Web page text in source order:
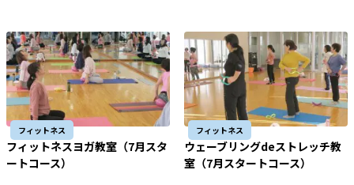
フィットネス
フィットネスヨガ教室（7月スタ
ートコース）
フィットネス
ウェーブリングdeストレッチ教
室（7月スタートコース）